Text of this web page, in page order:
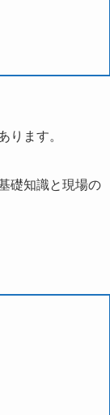
ります。
礎知識と現場の